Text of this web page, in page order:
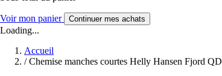
Voir mon panier Continuer mes achats
Loading...
Accueil
/ Chemise manches courtes Helly Hansen Fjord QD